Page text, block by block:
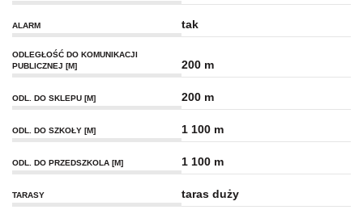
ALARM tak
ODLEGŁOŚĆ DO KOMUNIKACJI
PUBLICZNEJ [M]
200 m
ODL. DO SKLEPU [M] 200 m
ODL. DO SZKOŁY [M] 1 100 m
ODL. DO PRZEDSZKOLA [M] 1 100 m
TARASY taras duży